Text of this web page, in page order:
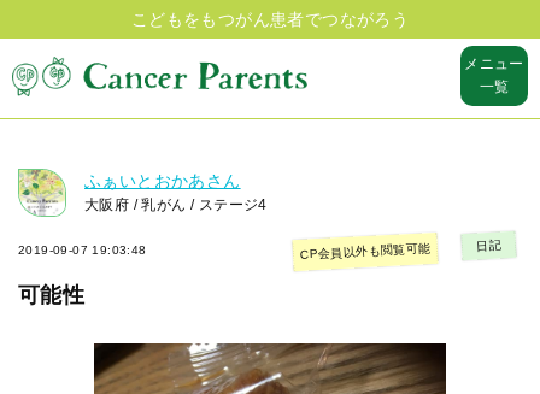
こどもをもつがん患者でつながろう
メニュー
一覧
ふぁいとおかあさん
大阪府 / 乳がん / ステージ4
2019-09-07 19:03:48
可能性
CP会員以外も閲覧可能 日記